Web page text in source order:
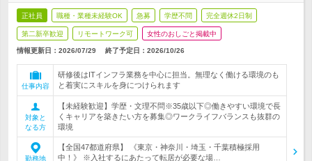
正社員 職種・業種未経験OK 急募 学歴不問 完全週休2日制
第二新卒歓迎 リモートワーク可 女性のおしごと掲載中
情報更新日：2026/07/29 終了予定日： 2026/10/26
仕事内容
研修後はITインフラ業務を中心に担当。無理なく働ける環境のも
と着実にスキルを身につけられます
対象と
なる方
【未経験歓迎】学歴・文理不問※35歳以下◎働きやすい環境で長
くキャリアを築きたい方を募集◎ワークライフバランスも抜群の
環境
勤務地
【全国47都道府県】 《東京・神奈川・埼玉・千葉積極採用
中！》 ※入社するにあたって転居が必要な場…